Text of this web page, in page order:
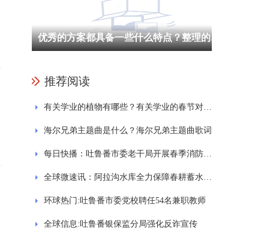
优秀的方案都具备一些什么特点？整理的网络安全实施方案通用7篇
推荐阅读
有关学业的植物有哪些？有关学业的春节对联有哪些？
海尔兄弟主题曲是什么？海尔兄弟主题曲歌词
每日快播：吐鲁番市委老干局开展春季消防安全知识培训
全球微速讯：阿拉沟水库全力保障春耕蓄水供水
环球热门:吐鲁番市委党校聘任54名兼职教师
全球信息:吐鲁番银保监分局强化反诈宣传